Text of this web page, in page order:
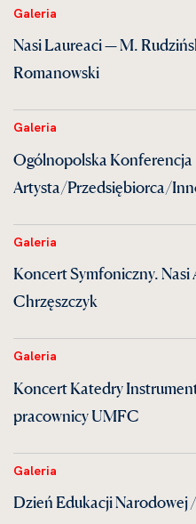
Galeria
Nasi Laureaci — M.
Romanowski
Galeria
Ogólnopolska Konferencja
Artysta/Przedsiębiorca/
Galeria
Koncert Symfoniczny.
Chrzęszczyk
Galeria
Koncert Katedry
pracownicy UMFC
Galeria
Dzień Edukacji Narodowej